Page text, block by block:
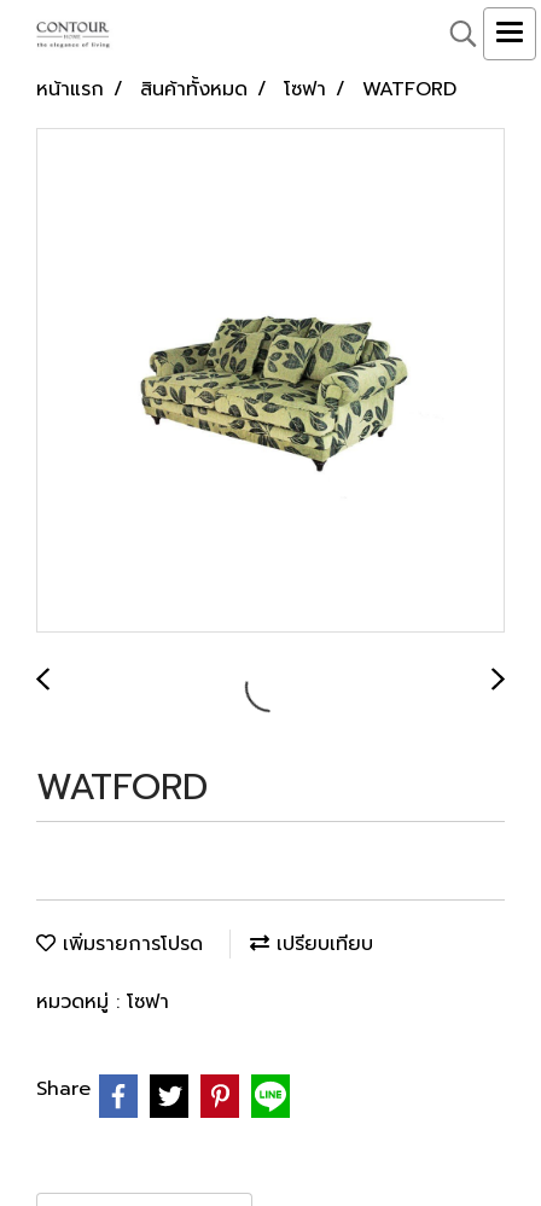
หน้าแรก สินค้าทั้งหมด โซฟา WATFORD
WATFORD
เพิ่มรายการโปรด
เปรียบเทียบ
หมวดหมู่ : โซฟา
Share